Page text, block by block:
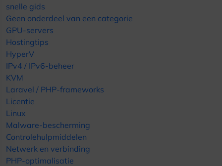
snelle gids
Geen onderdeel van een categorie
GPU-servers
Hostingtips
HyperV
IPv4 / IPv6-beheer
KVM
Laravel / PHP-frameworks
Licentie
Linux
Malware-bescherming
Controlehulpmiddelen
Netwerk en verbinding
PHP-optimalisatie